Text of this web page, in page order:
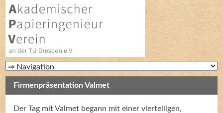
Firmenpräsentation Valmet
Der Tag mit Valmet begann mit einer vierteiligen,